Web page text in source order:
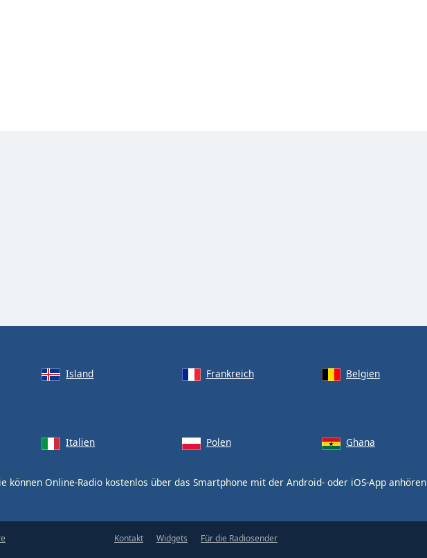
Island Frankreich
Belgien
Italien Polen Ghana
können Online-Radio kostenlos über das Smartphone mit der Android- oder iOS-App anhören
Kontakt Widgets Für die Radiosender